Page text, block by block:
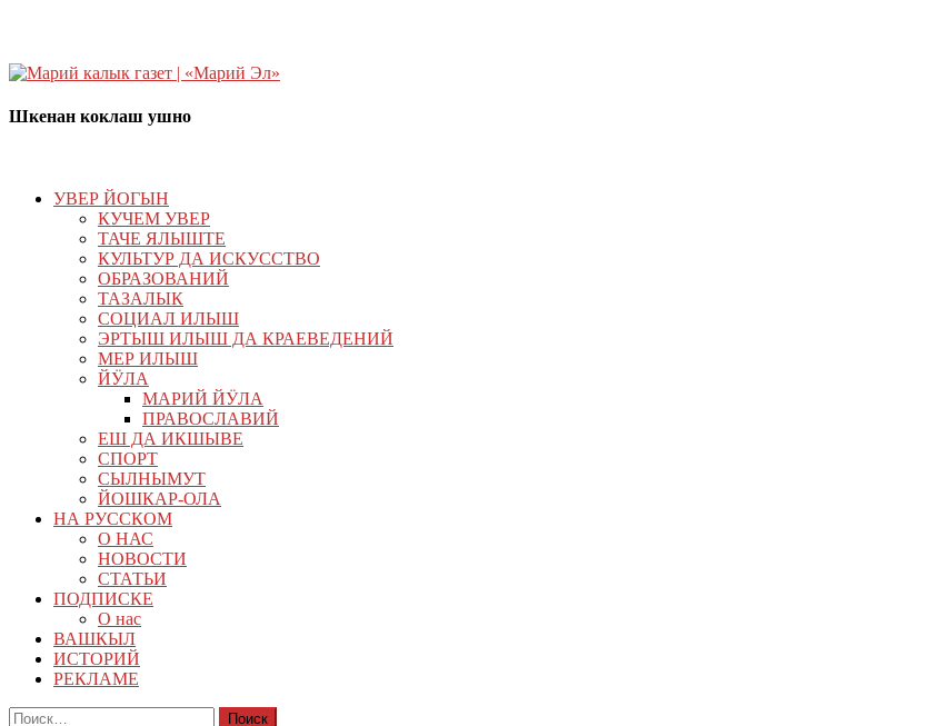
Шкенан коклаш ушно
УВЕР ЙОГЫН
КУЧЕМ УВЕР
ТАЧЕ ЯЛЫШТЕ
КУЛЬТУР ДА ИСКУССТВО
ОБРАЗОВАНИЙ
ТАЗАЛЫК
СОЦИАЛ ИЛЫШ
ЭРТЫШ ИЛЫШ ДА КРАЕВЕДЕНИЙ
МЕР ИЛЫШ
ЙӰЛА
МАРИЙ ЙӰЛА
ПРАВОСЛАВИЙ
ЕШ ДА ИКШЫВЕ
СПОРТ
СЫЛНЫМУТ
ЙОШКАР-ОЛА
НА РУССКОМ
О НАС
НОВОСТИ
СТАТЬИ
ПОДПИСКЕ
О нас
ВАШКЫЛ
ИСТОРИЙ
РЕКЛАМЕ
Найти: